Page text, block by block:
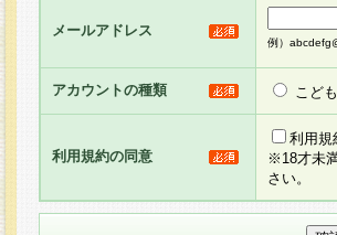
し、その結果を当社が集計・
るものです。なお、本サービ
員に対して本サービスの依頼
た全ての会員に対して本サー
りま す。
3.当社は、会員の事前の承諾
方 法・手段にて、本規約を任
きるものとします。改定後の
メールアドレス
例）
アカウントの種類 こども
利用規約の同意
利用規
※18才未
さい。